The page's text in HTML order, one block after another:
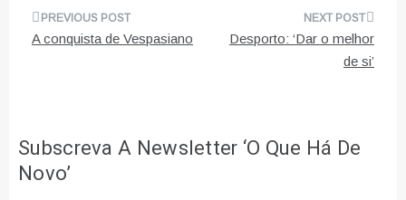
Navegação
A conquista de Vespasiano
Desporto: ‘Dar o melhor
de si’
Subscreva A Newsletter ‘O Que Há De
Novo’